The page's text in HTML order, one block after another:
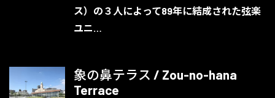
ス）の３人によって89年に結成された弦楽
ユニ…
象の鼻テラス / Zou-no-hana
Terrace